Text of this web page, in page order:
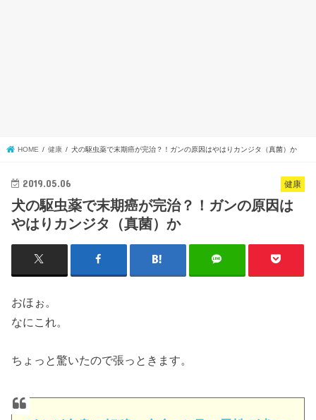
HOME 健康 犬の駆虫薬で末期癌が完治？！ガンの原因はやはりカンジタ（真菌）か
健康
2019.05.06
犬の駆虫薬で末期癌が完治？！ガンの原因は
やはりカンジタ（真菌）か
おほぉ。
なにこれ。
ちょっと驚いたので張っときます。